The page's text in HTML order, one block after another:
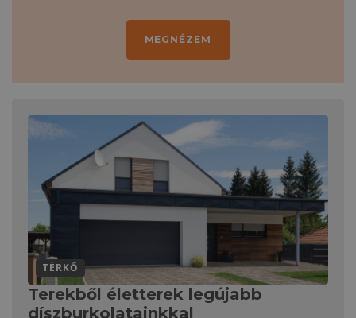
MEGNÉZEM
TÉRKŐ
Terekből életterek legújabb
díszburkolatainkkal